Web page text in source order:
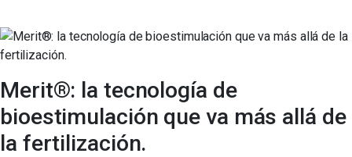
Merit®: la tecnología de
bioestimulación que va más allá de
la fertilización.